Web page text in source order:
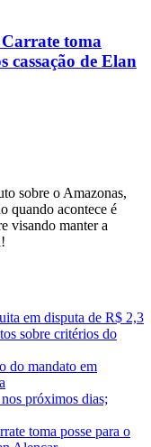
toma
cassação de Elan
sobre o Amazonas,
quando acontece é
visando manter a
em disputa de R$ 2,3
sobre critérios do
do mandato em
próximos dias;
toma posse para o